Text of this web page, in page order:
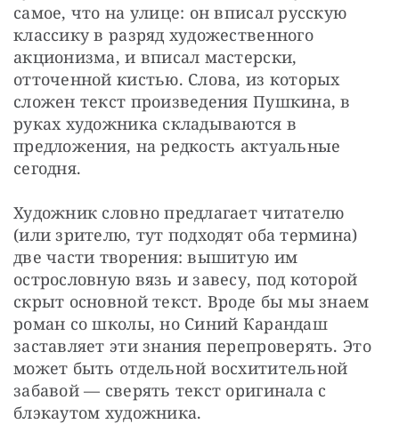
самое, что на улице: он вписал русскую
классику в разряд художественного
акционизма, и вписал мастерски,
отточенной кистью. Слова, из которых
сложен текст произведения Пушкина, в
руках художника складываются в
предложения, на редкость актуальные
сегодня.
Художник словно предлагает читателю
(или зрителю, тут подходят оба термина)
две части творения: вышитую им
острословную вязь и завесу, под которой
скрыт основной текст. Вроде бы мы знаем
роман со школы, но Синий Карандаш
заставляет эти знания перепроверять. Это
может быть отдельной восхитительной
забавой — сверять текст оригинала с
блэкаутом художника.